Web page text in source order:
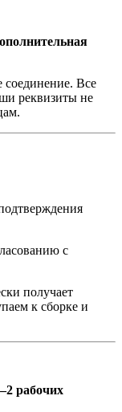
соединение. Все
реквизиты не
с
получает
к сборке и
рабочих